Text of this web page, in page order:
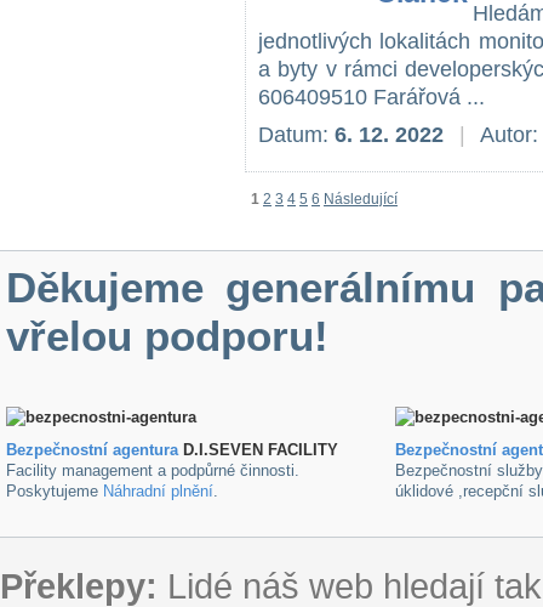
jednotlivých lokalitách
a byty v rámci
606409510 Farářová ...
Datum: 6. 12. 2022 Autor:
1 2 3 4 5 6 Následující
Děkujeme generálnímu
vřelou podporu!
Bezpečnostní agenturaD.I.SEVEN FACILITY
Facility management a podpůrné činnosti.
Poskytujeme Náhradní plnění.
Bezpečnostní
Bezpečnostní
úklidové ,recepční
Překlepy: Lidé náš web hledají